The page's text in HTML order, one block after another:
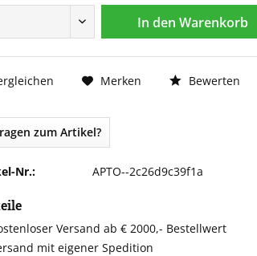
In den Warenkorb
Merken Bewerten
zum Artikel?
Nr.: APTO--2c26d9c39f1a
Versand ab € 2000,- Bestellwert
mit eigener Spedition